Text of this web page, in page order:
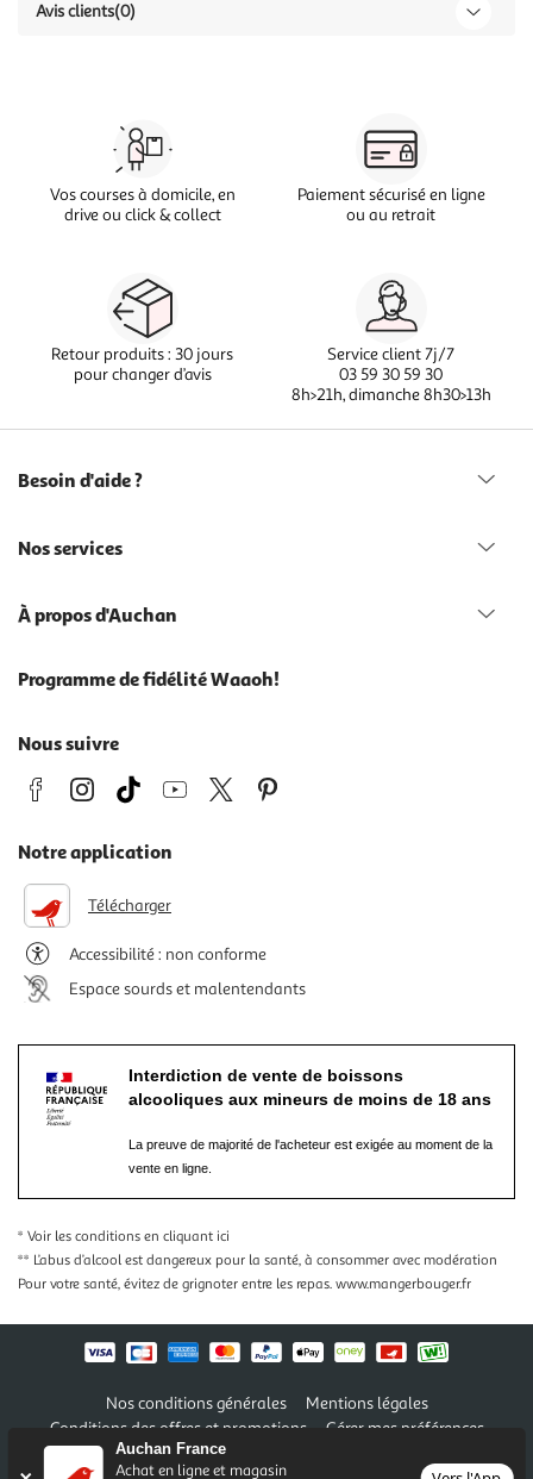
Auchan France
Achat en ligne et magasin
Avis clients(0)
Vos courses à domicile, en
drive ou click & collect
Paiement sécurisé en ligne
ou au retrait
Retour produits : 30 jours
pour changer d’avis
Service client 7j/7
03 59 30 59 30
8h>21h, dimanche 8h30>13h
Besoin d'aide ?
Nos services
À propos d'Auchan
Programme de fidélité Waaoh!
Nous suivre
Notre application
Télécharger
Accessibilité : non conforme
Espace sourds et malentendants
Interdiction de vente de boissons
alcooliques aux mineurs de moins de 18 ans
La preuve de majorité de l'acheteur est exigée au moment de la
vente en ligne.
* Voir les conditions en cliquant ici
** L’abus d’alcool est dangereux pour la santé, à consommer avec modération
Pour votre santé, évitez de grignoter entre les repas. www.mangerbouger.fr
Nos conditions générales
Mentions légales
Conditions des offres et promotions
Gérer mes préférences
Politique de confidentialité